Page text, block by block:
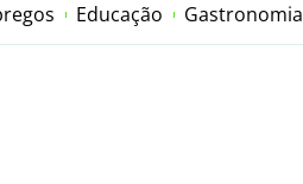
Educação Gastronomia